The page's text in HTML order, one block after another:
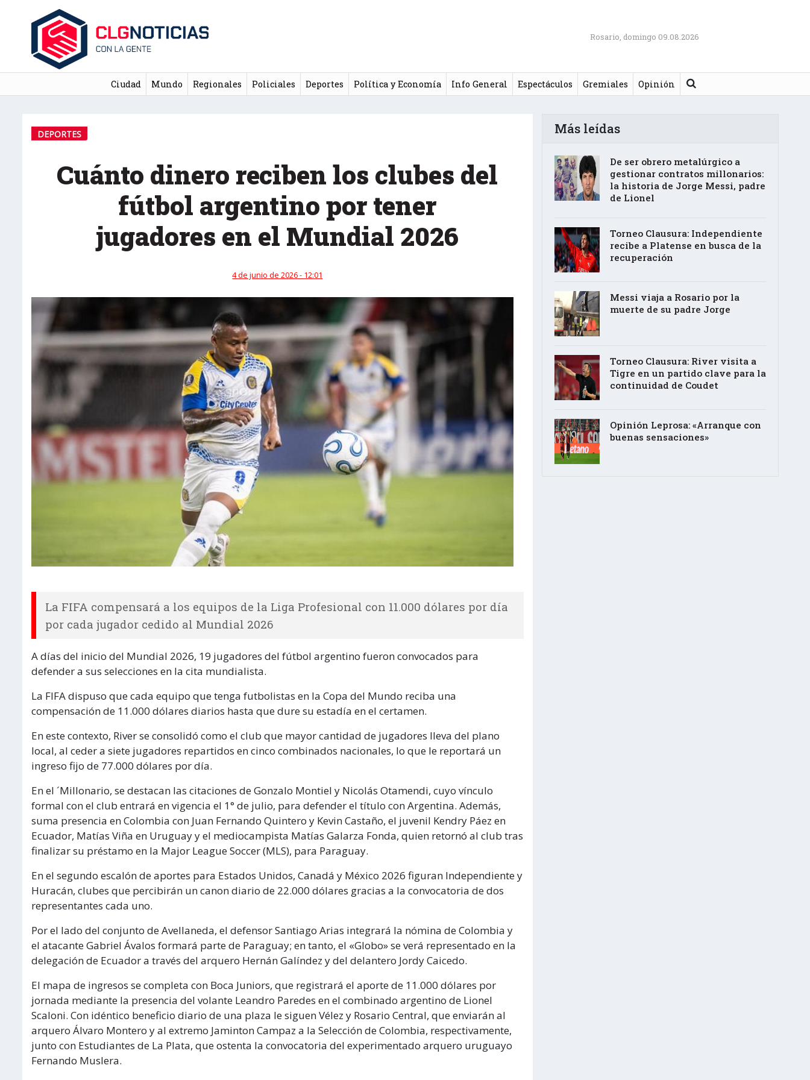
Rosario, domingo 09.08.2026
Ciudad Mundo Regionales Policiales Deportes Política y Economía Info General Espectáculos Gremiales Opinión Buscar
DEPORTES
Cuánto dinero reciben los clubes del
fútbol argentino por tener
jugadores en el Mundial 2026
4 de junio de 2026 - 12:01
La FIFA compensará a los equipos de la Liga Profesional con 11.000 dólares por día
por cada jugador cedido al Mundial 2026
A días del inicio del Mundial 2026, 19 jugadores del fútbol argentino fueron convocados para
defender a sus selecciones en la cita mundialista.
La FIFA dispuso que cada equipo que tenga futbolistas en la Copa del Mundo reciba una
compensación de 11.000 dólares diarios hasta que dure su estadía en el certamen.
En este contexto, River se consolidó como el club que mayor cantidad de jugadores lleva del plano
local, al ceder a siete jugadores repartidos en cinco combinados nacionales, lo que le reportará un
ingreso fijo de 77.000 dólares por día.
En el ´Millonario, se destacan las citaciones de Gonzalo Montiel y Nicolás Otamendi, cuyo vínculo
formal con el club entrará en vigencia el 1° de julio, para defender el título con Argentina. Además,
suma presencia en Colombia con Juan Fernando Quintero y Kevin Castaño, el juvenil Kendry Páez en
Ecuador, Matías Viña en Uruguay y el mediocampista Matías Galarza Fonda, quien retornó al club tras
finalizar su préstamo en la Major League Soccer (MLS), para Paraguay.
En el segundo escalón de aportes para Estados Unidos, Canadá y México 2026 figuran Independiente y
Huracán, clubes que percibirán un canon diario de 22.000 dólares gracias a la convocatoria de dos
representantes cada uno.
Por el lado del conjunto de Avellaneda, el defensor Santiago Arias integrará la nómina de Colombia y
el atacante Gabriel Ávalos formará parte de Paraguay; en tanto, el «Globo» se verá representado en la
delegación de Ecuador a través del arquero Hernán Galíndez y del delantero Jordy Caicedo.
El mapa de ingresos se completa con Boca Juniors, que registrará el aporte de 11.000 dólares por
jornada mediante la presencia del volante Leandro Paredes en el combinado argentino de Lionel
Scaloni. Con idéntico beneficio diario de una plaza le siguen Vélez y Rosario Central, que enviarán al
arquero Álvaro Montero y al extremo Jaminton Campaz a la Selección de Colombia, respectivamente,
junto con Estudiantes de La Plata, que ostenta la convocatoria del experimentado arquero uruguayo
Fernando Muslera.
Más leídas
De ser obrero metalúrgico a
gestionar contratos millonarios:
la historia de Jorge Messi, padre
de Lionel
Torneo Clausura: Independiente
recibe a Platense en busca de la
recuperación
Messi viaja a Rosario por la
muerte de su padre Jorge
Torneo Clausura: River visita a
Tigre en un partido clave para la
continuidad de Coudet
Opinión Leprosa: «Arranque con
buenas sensaciones»